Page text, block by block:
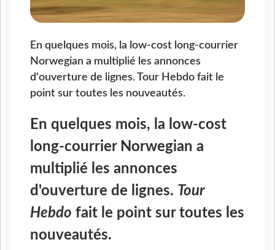
En quelques mois, la low-cost long-courrier
Norwegian a multiplié les annonces
d'ouverture de lignes. Tour Hebdo fait le
point sur toutes les nouveautés.
En quelques mois, la low-cost
long-courrier Norwegian a
multiplié les annonces
d'ouverture de lignes. Tour
Hebdo fait le point sur toutes les
nouveautés.